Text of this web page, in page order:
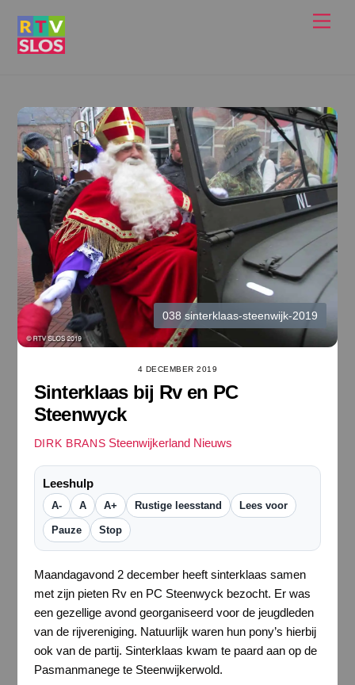
038 sinterklaas-steenwijk-2019
4 DECEMBER 2019
Sinterklaas bij Rv en PC
Steenwyck
DIRK BRANS Steenwijkerland Nieuws
Leeshulp
A- A A+ Rustige leesstand Lees voor
Pauze Stop
Maandagavond 2 december heeft sinterklaas samen
met zijn pieten Rv en PC Steenwyck bezocht. Er was
een gezellige avond georganiseerd voor de jeugdleden
van de rijvereniging. Natuurlijk waren hun pony’s hierbij
ook van de partij. Sinterklaas kwam te paard aan op de
Pasmanmanege te Steenwijkerwold.